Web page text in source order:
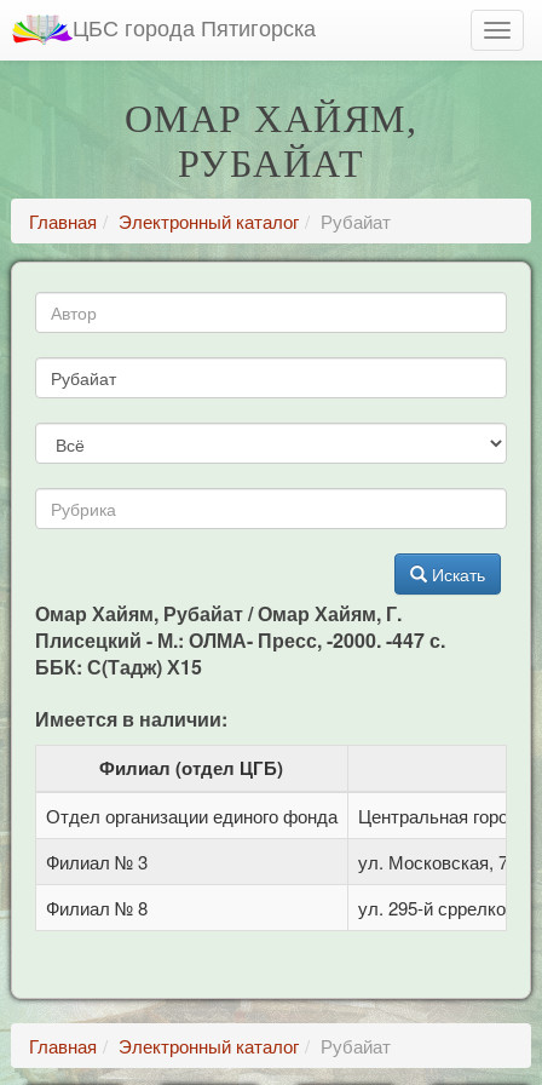
ЦБС города Пятигорска
ОМАР ХАЙЯМ,
РУБАЙАТ
Главная Электронный каталог Рубайат
Искать
Омар Хайям, Рубайат / Омар Хайям, Г.
Плисецкий - М.: ОЛМА- Пресс, -2000. -447 с.
ББК: С(Тадж) Х15
Имеется в наличии:
Филиал (отдел ЦГБ)
Отдел организации единого фонда
Центральная
Филиал № 3
ул. Московская, 72/1
Филиал № 8
ул. 295-й сррелковой
Главная Электронный каталог Рубайат